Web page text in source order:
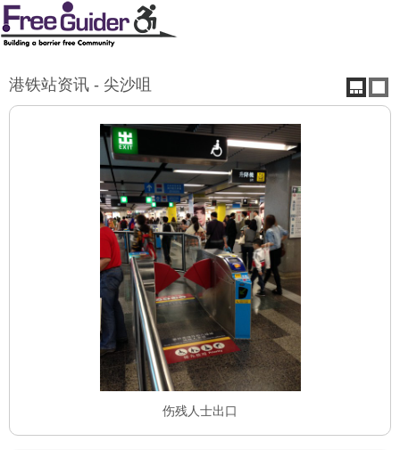
港铁站资讯 - 尖沙咀
伤残人士出口